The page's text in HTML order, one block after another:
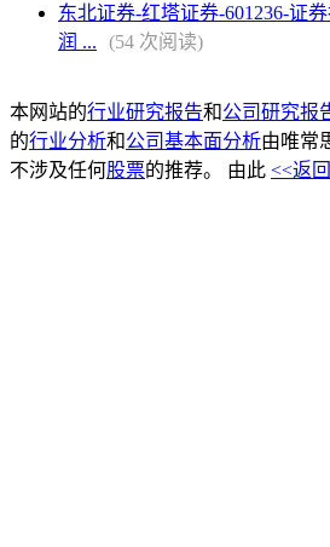
东北证券-红塔证券-601236-证
润 ...
(54 次阅读)
本网站的行业研究报告和公司研究报
的行业分析和公司基本面分析由唯常
不涉及任何股票的推荐。 由此 <<返